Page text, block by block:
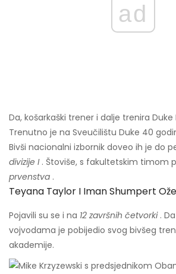
ad
Da, košarkaški trener i dalje trenira Duke
Trenutno je na Sveučilištu Duke 40
Bivši nacionalni izbornik doveo ih je do
divizije I. Štoviše, s fakultetskim timom
prvenstva .
Teyana Taylor I Iman Shumpert
Pojavili su se i na 12 završnih četvorki.
vojvodama je pobijedio svog bivšeg
akademije.